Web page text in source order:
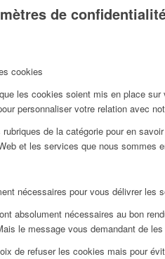
de
cookies
les cookies soient mis en place
personnaliser votre relation avec
de la catégorie pour en
et les services que nous sommes
nécessaires pour vous délivrer les
absolument nécessaires au bon
le message vous demandant de
de refuser les cookies mais pour